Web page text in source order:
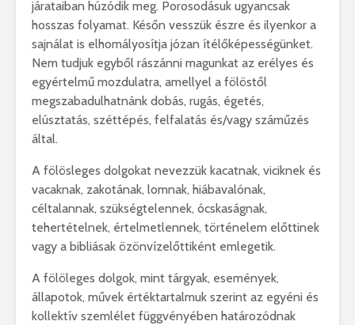
járataiban húzódik meg. Porosodásuk ugyancsak
hosszas folyamat. Későn vesszük észre és ilyenkor a
sajnálat is elhomályosítja józan ítélőképességünket.
Nem tudjuk egyből rászánni magunkat az erélyes és
egyértelmű mozdulatra, amellyel a fölöstől
megszabadulhatnánk dobás, rugás, égetés,
elúsztatás, széttépés, felfalatás és/vagy száműzés
által.
A fölösleges dolgokat nevezzük kacatnak, viciknek és
vacaknak, zakotának, lomnak, hiábavalónak,
céltalannak, szükségtelennek, ócskaságnak,
tehertételnek, értelmetlennek, történelem előttinek
vagy a bibliásak özönvízelőttiként emlegetik.
A fölöleges dolgok, mint tárgyak, események,
állapotok, művek értéktartalmuk szerint az egyéni és
kollektív szemlélet függvényében határozódnak